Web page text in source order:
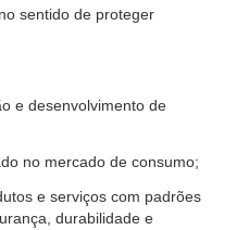
sentido de proteger
desenvolvimento de
no mercado de consumo;
e serviços com padrões
durabilidade e